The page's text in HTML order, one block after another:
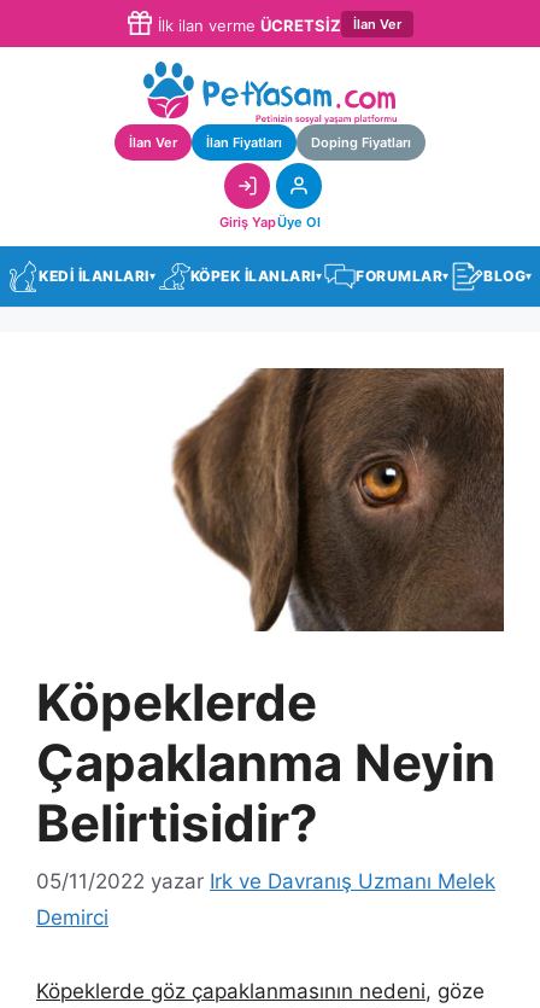
İlk ilan verme ÜCRETSİZ İlan Ver
İlan Ver İlan Fiyatları Doping Fiyatları
Giriş YapÜye Ol
KEDİ İLANLARI▾ KÖPEK İLANLARI▾ FORUMLAR▾ BLOG▾
Köpeklerde
Çapaklanma Neyin
Belirtisidir?
05/11/2022 yazar Irk ve Davranış Uzmanı Melek
Demirci
Köpeklerde göz çapaklanmasının nedeni, göze